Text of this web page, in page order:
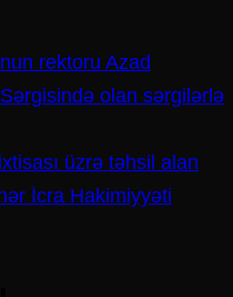
rektoru Azad
olan sərgilərlə
üzrə təhsil alan
İcra Hakimiyyəti